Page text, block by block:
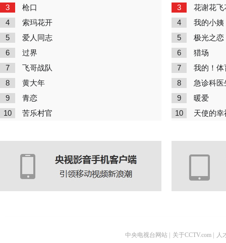
3 枪口
4 索玛花开
5 爱人同志
6 过界
7 飞哥战队
8 黄大年
9 青恋
10 苦乐村官
3 花谢花飞
4 我的小姨
5 极光之恋
6 猎场
7 我的！体
8 急诊科医
9 暖爱
10 天使的幸
中央电视台网站 关于CCTV.com 人